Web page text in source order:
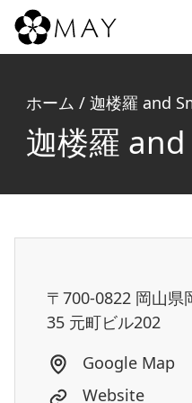
MAY
ホーム / 迦楼羅 and
迦楼羅
〒700-0822 岡山県
35 元町ビル202
Google Map
Website